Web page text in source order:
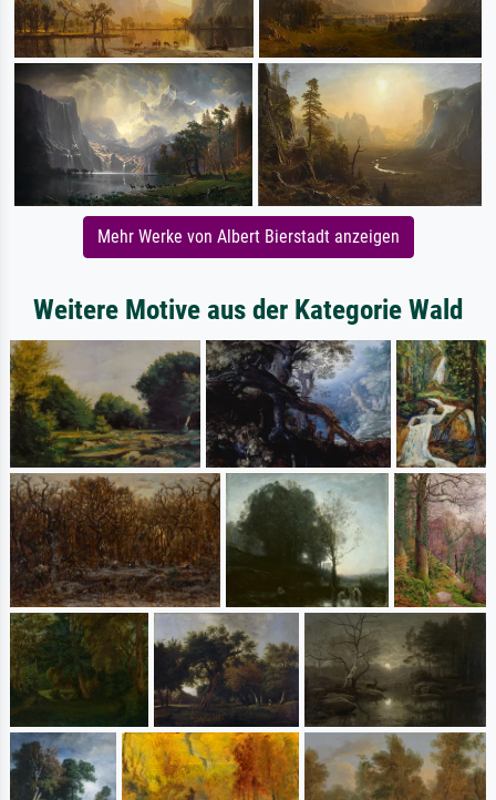
Mehr Werke von Albert Bierstadt anzeigen
Weitere Motive aus der Kategorie Wald